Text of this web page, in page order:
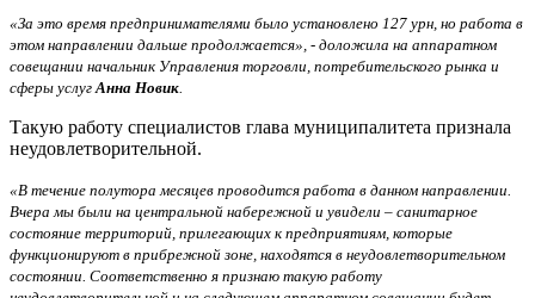
«За это время предпринимателями было установлено 127 урн, но работа в
этом направлении дальше продолжается», - доложила на аппаратном
совещании начальник Управления торговли, потребительского рынка и
сферы услуг Анна Новик
Такую работу специалистов глава муниципалитета признала
неудовлетворительной.
«В течение полутора месяцев проводится работа в данном направлении.
Вчера мы были на центральной набережной и увидели – санитарное
состояние территорий, прилегающих к предприятиям, которые
функционируют в прибрежной зоне, находятся в неудовлетворительном
состоянии. Соответственно я признаю такую работу